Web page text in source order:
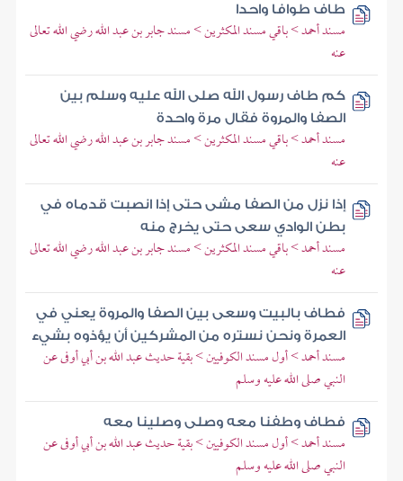
طاف طوافا واحدا
مسند أحمد > باقي مسند المكثرين > مسند جابر بن عبد الله رضي الله تعالى
عنه
كم طاف رسول الله صلى الله عليه وسلم بين
الصفا والمروة فقال مرة واحدة
مسند أحمد > باقي مسند المكثرين > مسند جابر بن عبد الله رضي الله تعالى
عنه
إذا نزل من الصفا مشى حتى إذا انصبت قدماه في
بطن الوادي سعى حتى يخرج منه
مسند أحمد > باقي مسند المكثرين > مسند جابر بن عبد الله رضي الله تعالى
عنه
فطاف بالبيت وسعى بين الصفا والمروة يعني في
العمرة ونحن نستره من المشركين أن يؤذوه بشيء
مسند أحمد > أول مسند الكوفيين > بقية حديث عبد الله بن أبي أوفى عن
النبي صلى الله عليه وسلم
فطاف وطفنا معه وصلى وصلينا معه
مسند أحمد > أول مسند الكوفيين > بقية حديث عبد الله بن أبي أوفى عن
النبي صلى الله عليه وسلم